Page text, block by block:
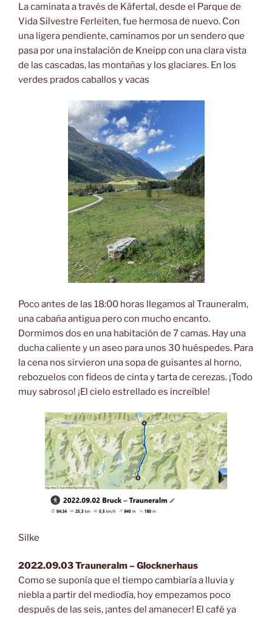
La caminata a través de Käfertal, desde el Parque de
Vida Silvestre Ferleiten, fue hermosa de nuevo. Con
una ligera pendiente, caminamos por un sendero que
pasa por una instalación de Kneipp con una clara vista
de las cascadas, las montañas y los glaciares. En los
verdes prados caballos y vacas
Poco antes de las 18:00 horas llegamos al Trauneralm,
una cabaña antigua pero con mucho encanto.
Dormimos dos en una habitación de 7 camas. Hay una
ducha caliente y un aseo para unos 30 huéspedes. Para
la cena nos sirvieron una sopa de guisantes al horno,
rebozuelos con fideos de cinta y tarta de cerezas. ¡Todo
muy sabroso! ¡El cielo estrellado es increíble!
Silke
2022.09.03 Trauneralm – Glocknerhaus
Como se suponía que el tiempo cambiaría a lluvia y
niebla a partir del mediodía, hoy empezamos poco
después de las seis, ¡antes del amanecer! El café ya